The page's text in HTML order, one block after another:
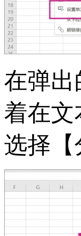
在弹出
着在
选择【